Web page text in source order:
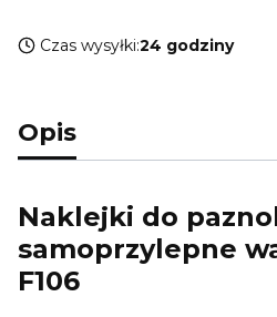
Czas wysyłki:24 godziny
Opis
Naklejki do
samoprzylepne
F106